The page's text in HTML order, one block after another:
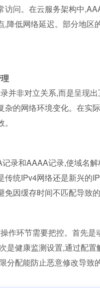
问。在云服务架构中
降低网络延迟。部分地
并非对立关系,而是呈现
的网络环境变化。在实
录和AAAA记录,使域名
统IPv4网络还是新兴的
因缓存时间不匹配导致的
作环节需要把控。首先
是健康监测设置,通过配
配能防止恶意修改导致